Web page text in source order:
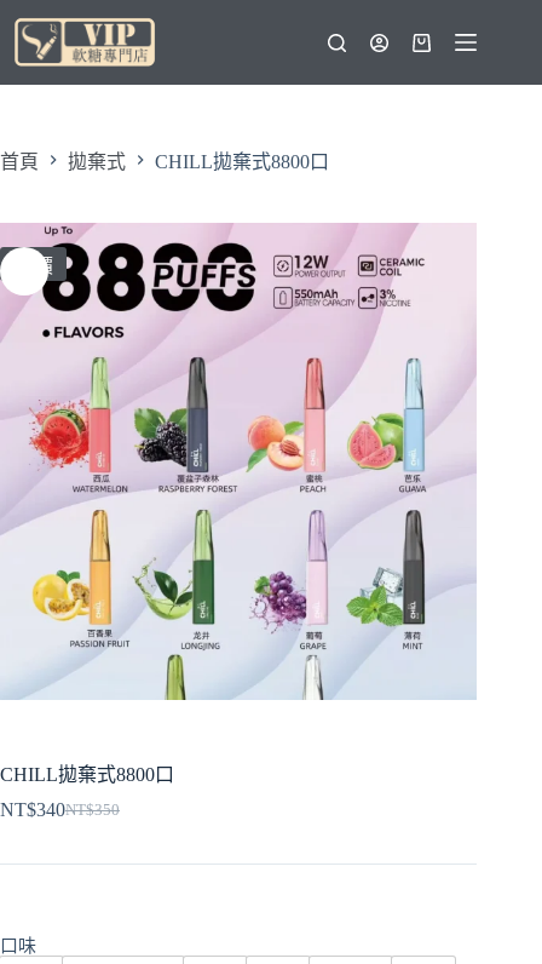
跳
容
購
物
首頁 拋棄式 CHILL拋棄式8800口
特價
CHILL拋棄式8800口
NT$350
NT$340
口味